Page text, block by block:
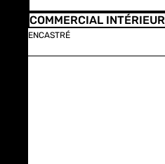
COMMERCIAL INTÉRIEUR
ENCASTRÉ